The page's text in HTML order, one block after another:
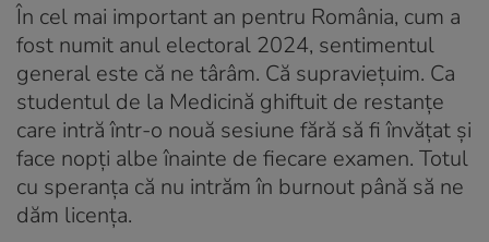
În cel mai important an pentru România, cum a
fost numit anul electoral 2024, sentimentul
general este că ne târâm. Că supraviețuim. Ca
studentul de la Medicină ghiftuit de restanțe
care intră într-o nouă sesiune fără să fi învățat și
face nopți albe înainte de fiecare examen. Totul
cu speranța că nu intrăm în burnout până să ne
dăm licența.